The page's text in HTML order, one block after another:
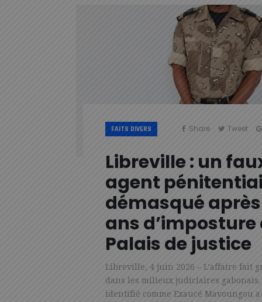
FAITS DIVERS Share Tweet
Libreville : un
agent
démasqué
ans d’imposture
Palais de justice
Libreville, 4 juin 2026 – L’affaire fait
dans les milieux judiciaires
identifié comme Exaucé Mavoungou